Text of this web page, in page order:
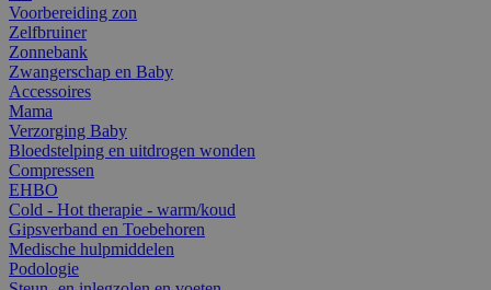
Voorbereiding zon
Zelfbruiner
Zonnebank
Zwangerschap en Baby
Accessoires
Mama
Verzorging Baby
Bloedstelping en uitdrogen wonden
Compressen
EHBO
Cold - Hot therapie - warm/koud
Gipsverband en Toebehoren
Medische hulpmiddelen
Podologie